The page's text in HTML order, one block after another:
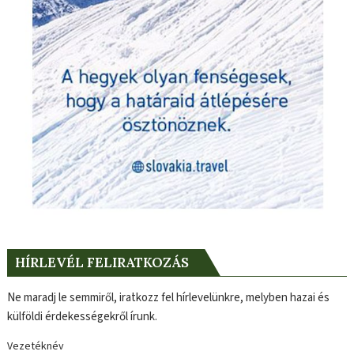
HÍRLEVÉL FELIRATKOZÁS
Ne maradj le semmiről, iratkozz fel hírlevelünkre, melyben hazai és
külföldi érdekességekről írunk.
Vezetéknév